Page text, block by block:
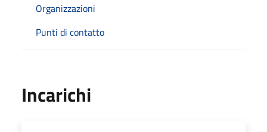
Organizzazioni
Punti di contatto
Incarichi